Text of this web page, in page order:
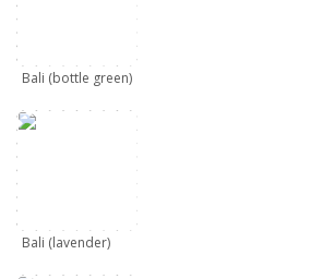
Bali (bottle green)
Bali (lavender)